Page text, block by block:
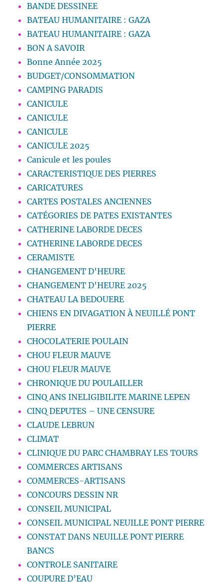
BANDE DESSINEE
BATEAU HUMANITAIRE : GAZA
BATEAU HUMANITAIRE : GAZA
BON A SAVOIR
Bonne Année 2025
BUDGET/CONSOMMATION
CAMPING PARADIS
CANICULE
CANICULE
CANICULE
CANICULE 2025
Canicule et les poules
CARACTERISTIQUE DES PIERRES
CARICATURES
CARTES POSTALES ANCIENNES
CATÉGORIES DE PATES EXISTANTES
CATHERINE LABORDE DECES
CATHERINE LABORDE DECES
CERAMISTE
CHANGEMENT D'HEURE
CHANGEMENT D'HEURE 2025
CHATEAU LA BEDOUERE
CHIENS EN DIVAGATION À NEUILLÉ PONT
PIERRE
CHOCOLATERIE POULAIN
CHOU FLEUR MAUVE
CHOU FLEUR MAUVE
CHRONIQUE DU POULAILLER
CINQ ANS INELIGIBILITE MARINE LEPEN
CINQ DEPUTES – UNE CENSURE
CLAUDE LEBRUN
CLIMAT
CLINIQUE DU PARC CHAMBRAY LES TOURS
COMMERCES ARTISANS
COMMERCES-ARTISANS
CONCOURS DESSIN NR
CONSEIL MUNICIPAL
CONSEIL MUNICIPAL NEUILLE PONT PIERRE
CONSTAT DANS NEUILLE PONT PIERRE
BANCS
CONTROLE SANITAIRE
COUPURE D’EAU